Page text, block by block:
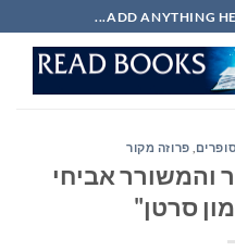
ADD ANYTHING
פרוזה מקור
והמשורר אביחי
סרטן"